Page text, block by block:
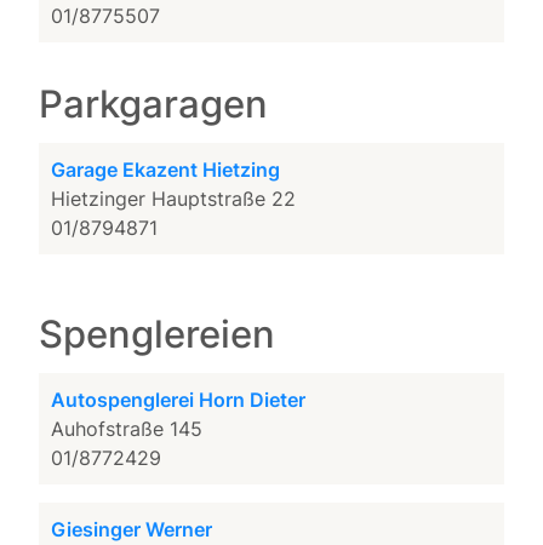
01/8775507
Parkgaragen
Garage Ekazent Hietzing
Hietzinger Hauptstraße 22
01/8794871
Spenglereien
Autospenglerei Horn Dieter
Auhofstraße 145
01/8772429
Giesinger Werner